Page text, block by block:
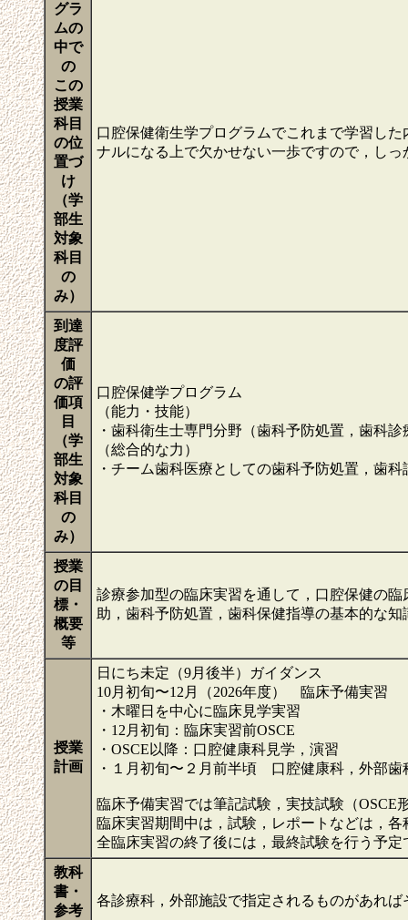
グラ
ムの
中で
の
この
授業
科目
の位
置づ
け
（学
部生
対象
科目
の
み）
口腔保健衛生学プログラムでこれまで学習し
ナルになる上で欠かせない一歩ですので，し
到達
度評
価
の評
価項
目
（学
部生
対象
科目
の
み）
口腔保健学プログラム
（能力・技能）
・歯科衛生士専門分野（歯科予防処置，歯科
（総合的な力）
・チーム歯科医療としての歯科予防処置，歯
授業
の目
標・
概要
等
診療参加型の臨床実習を通して，口腔保健の
助，歯科予防処置，歯科保健指導の基本的な
授業
計画
日にち未定（9月後半）ガイダンス
10月初旬〜12月（2026年度） 臨床予備実習
・木曜日を中心に臨床見学実習
・12月初旬：臨床実習前OSCE
・OSCE以降：口腔健康科見学，演習
・１月初旬〜２月前半頃 口腔健康科，外部歯
臨床予備実習では筆記試験，実技試験（OSCE
臨床実習期間中は，試験，レポートなどは，
全臨床実習の終了後には，最終試験を行う予
教科
書・
参考
各診療科，外部施設で指定されるものがあれ